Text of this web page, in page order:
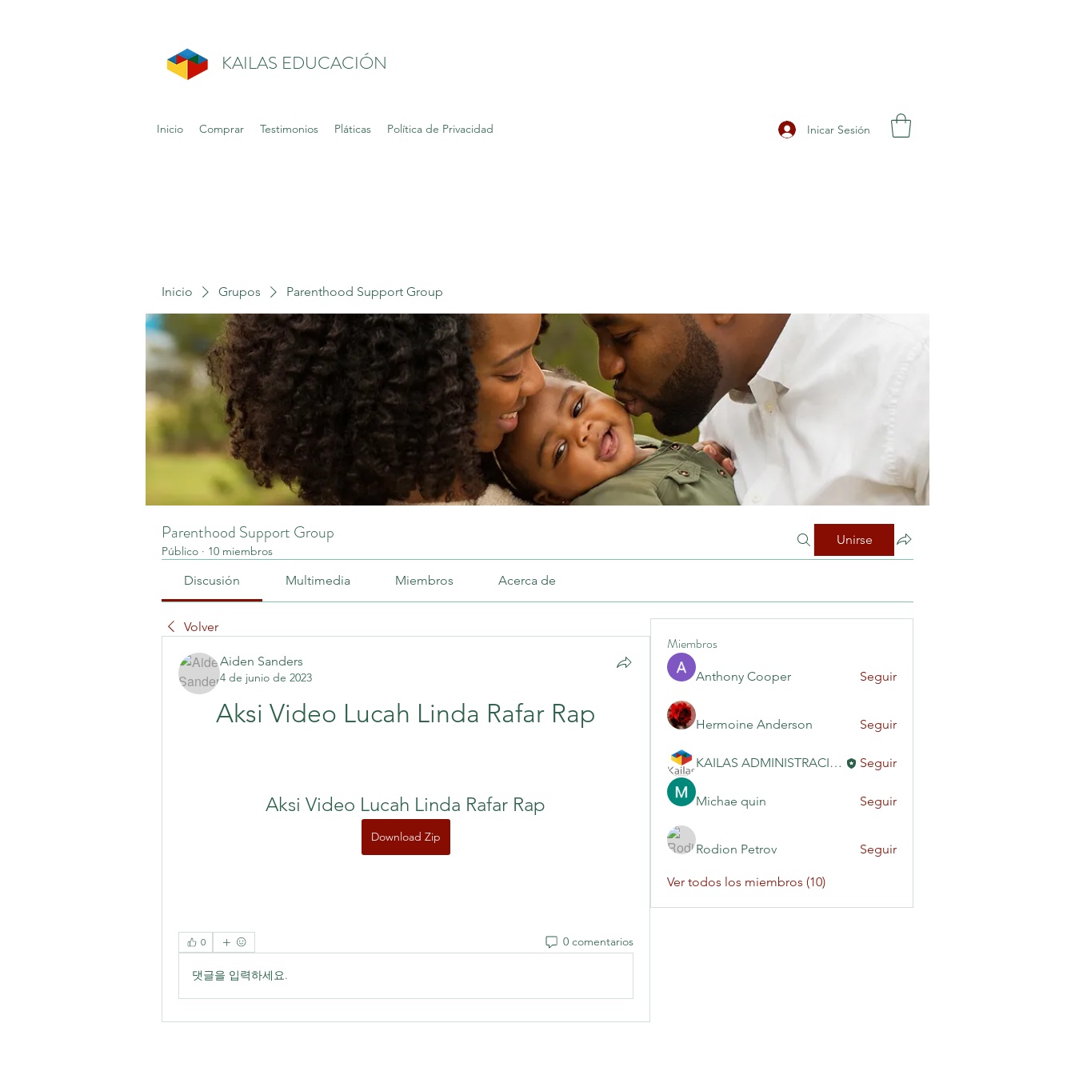
KAILAS EDUCACIÓN
Inicio Comprar Testimonios Pláticas Política de Privacidad Inicar Sesión
Inicio Grupos Parenthood Support Group
Parenthood Support Group
Público · 10 miembros
Unirse
Discusión Multimedia Miembros Acerca de
Volver
Aiden Sanders
4 de junio de 2023
Aksi Video Lucah Linda Rafar Rap
Aksi Video Lucah Linda Rafar Rap
Download Zip
0 0 comentarios
댓글을 입력하세요.
Miembros
Anthony Cooper Seguir
Hermoine Anderson Seguir
KAILAS ADMINISTRACIÓN Seguir
Michae quin Seguir
Rodion Petrov Seguir
Ver todos los miembros (10)